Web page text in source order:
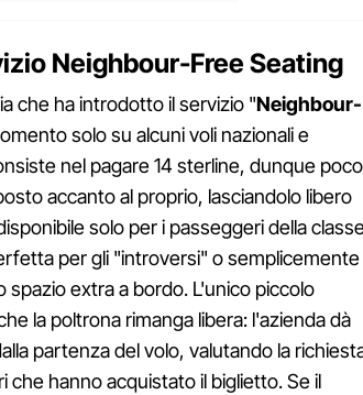
Neighbour-Free Seating
che ha introdotto il servizio "Neighbour-
solo su alcuni voli nazionali e
nel pagare 14 sterline, dunque poco
accanto al proprio, lasciandolo libero
solo per i passeggeri della
per gli "introversi" o semplicemente
extra a bordo. L'unico piccolo
la poltrona rimanga libera: l'azienda dà
partenza del volo, valutando la
che hanno acquistato il biglietto. Se il